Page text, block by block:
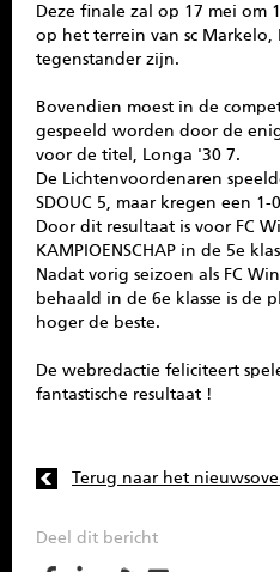
Deze finale zal op 17 mei om
op het terrein van sc Markelo,
tegenstander zijn.
Bovendien moest in de
gespeeld worden door de
voor de titel, Longa '30 7.
De Lichtenvoordenaren
SDOUC 5, maar kregen een
Door dit resultaat is voor FC
KAMPIOENSCHAP in de 5e
Nadat vorig seizoen als FC
behaald in de 6e klasse is de
hoger de beste.
De webredactie feliciteert
fantastische resultaat !
Terug naar het
Deel dit bericht